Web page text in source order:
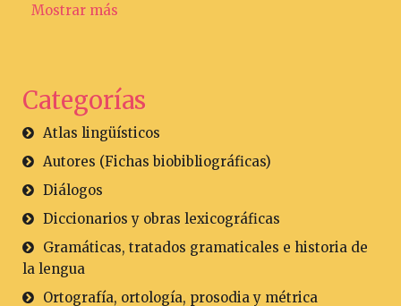
Mostrar más
Categorías
Atlas lingüísticos
Autores (Fichas biobibliográficas)
Diálogos
Diccionarios y obras lexicográficas
Gramáticas, tratados gramaticales e historia de
la lengua
Ortografía, ortología, prosodia y métrica